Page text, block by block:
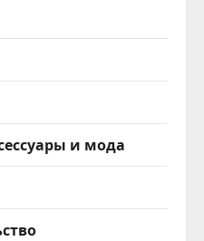
и мода